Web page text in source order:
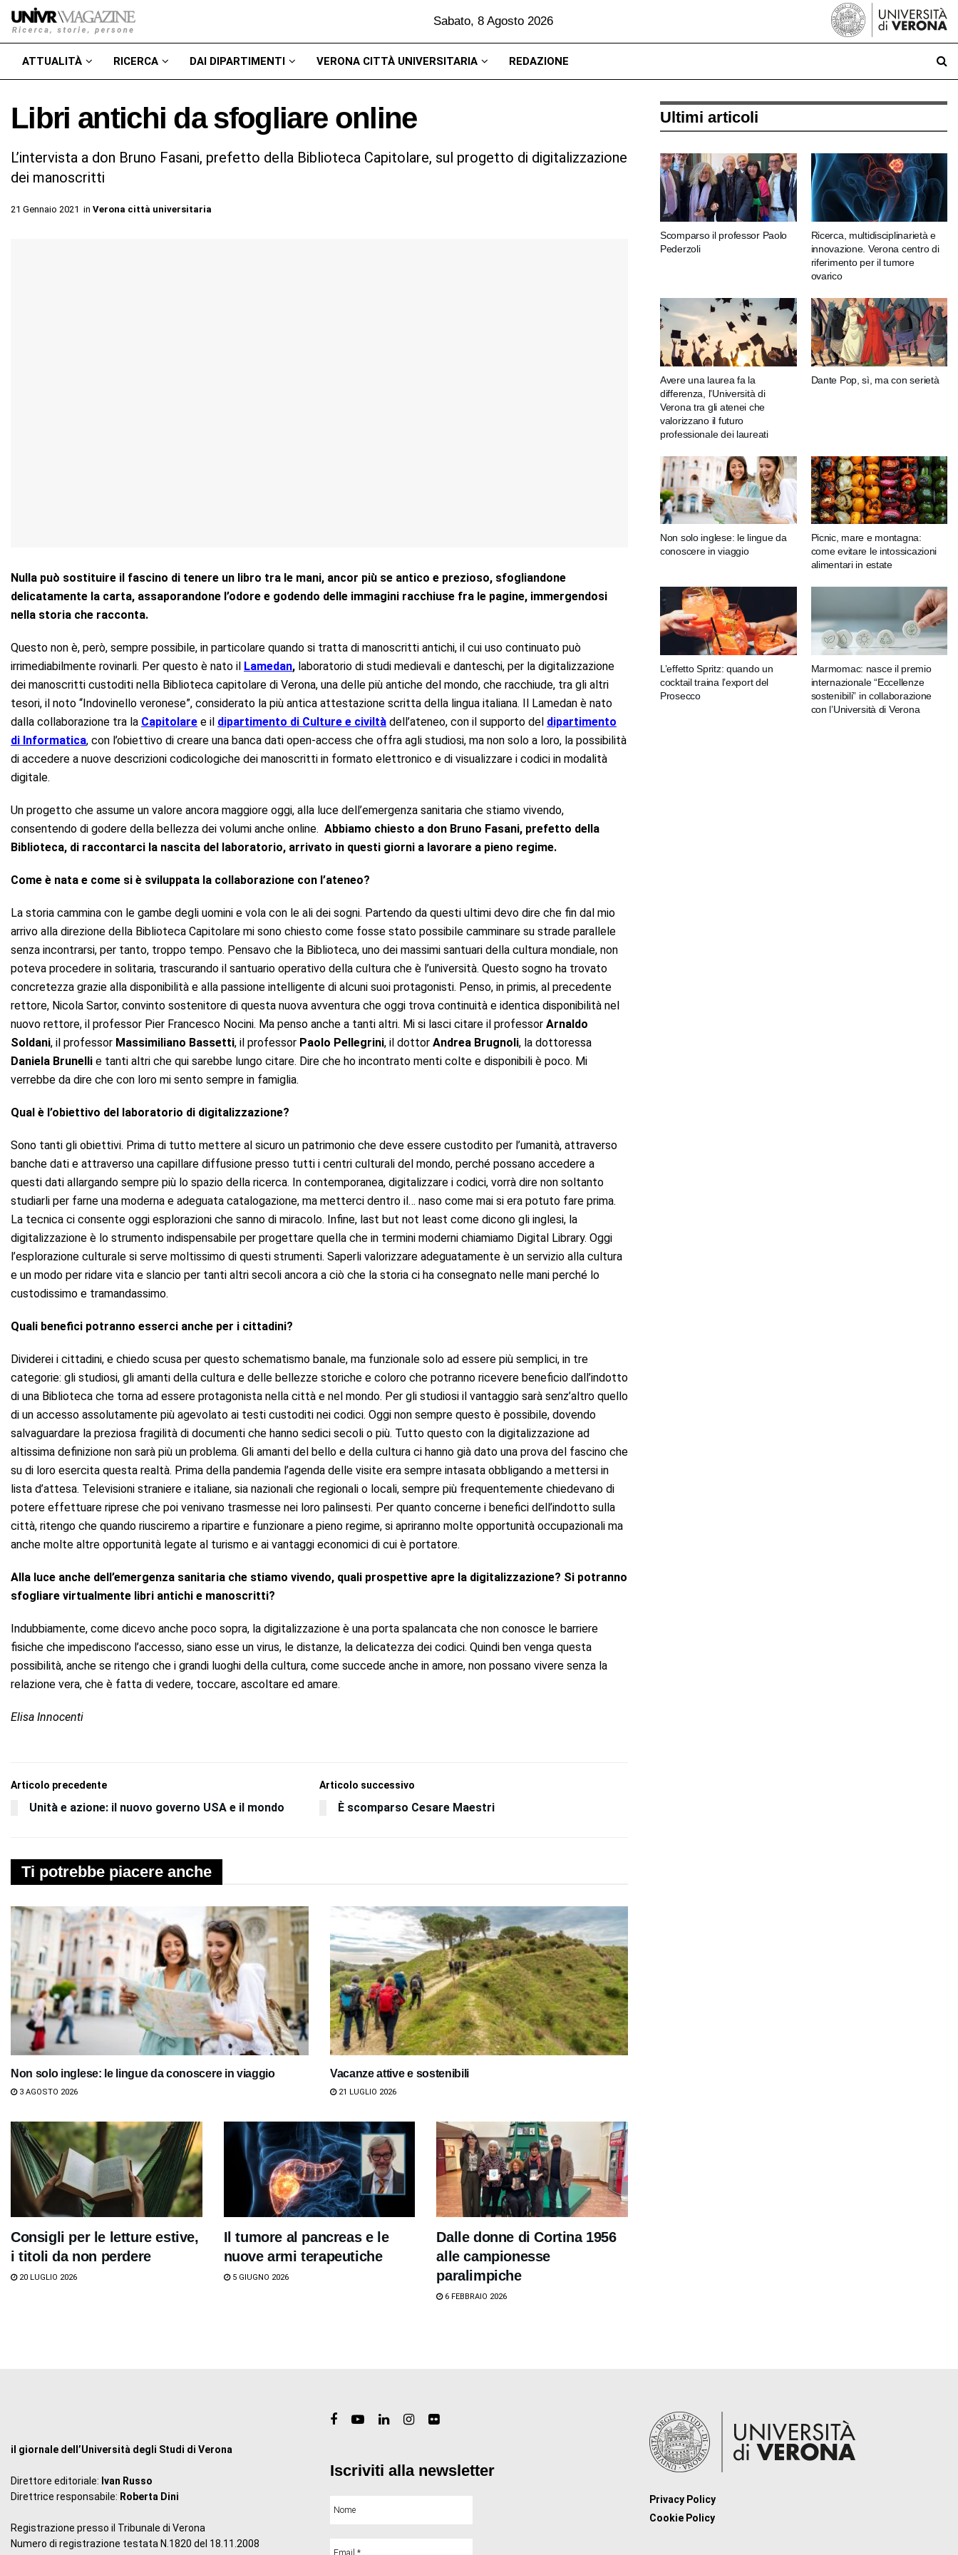
Sabato, 8 Agosto 2026
ATTUALITÀ RICERCA DAI DIPARTIMENTI VERONA CITTÀ UNIVERSITARIA REDAZIONE
Libri antichi da sfogliare online
L’intervista a don Bruno Fasani, prefetto della Biblioteca Capitolare, sul progetto di digitalizzazione
dei manoscritti
21 Gennaio 2021 in Verona città universitaria
Nulla può sostituire il fascino di tenere un libro tra le mani, ancor più se antico e prezioso, sfogliandone
delicatamente la carta, assaporandone l’odore e godendo delle immagini racchiuse fra le pagine, immergendosi
nella storia che racconta.
Questo non è, però, sempre possibile, in particolare quando si tratta di manoscritti antichi, il cui uso continuato può
irrimediabilmente rovinarli. Per questo è nato il Lamedan, laboratorio di studi medievali e danteschi, per la digitalizzazione
dei manoscritti custoditi nella Biblioteca capitolare di Verona, una delle più antiche del mondo, che racchiude, tra gli altri
tesori, il noto “Indovinello veronese”, considerato la più antica attestazione scritta della lingua italiana. Il Lamedan è nato
dalla collaborazione tra la Capitolare e il dipartimento di Culture e civiltà dell’ateneo, con il supporto del dipartimento
di Informatica, con l’obiettivo di creare una banca dati open-access che offra agli studiosi, ma non solo a loro, la possibilità
di accedere a nuove descrizioni codicologiche dei manoscritti in formato elettronico e di visualizzare i codici in modalità
digitale.
Un progetto che assume un valore ancora maggiore oggi, alla luce dell’emergenza sanitaria che stiamo vivendo,
consentendo di godere della bellezza dei volumi anche online. Abbiamo chiesto a don Bruno Fasani, prefetto della
Biblioteca, di raccontarci la nascita del laboratorio, arrivato in questi giorni a lavorare a pieno regime.
Come è nata e come si è sviluppata la collaborazione con l’ateneo?
La storia cammina con le gambe degli uomini e vola con le ali dei sogni. Partendo da questi ultimi devo dire che fin dal mio
arrivo alla direzione della Biblioteca Capitolare mi sono chiesto come fosse stato possibile camminare su strade parallele
senza incontrarsi, per tanto, troppo tempo. Pensavo che la Biblioteca, uno dei massimi santuari della cultura mondiale, non
poteva procedere in solitaria, trascurando il santuario operativo della cultura che è l’università. Questo sogno ha trovato
concretezza grazie alla disponibilità e alla passione intelligente di alcuni suoi protagonisti. Penso, in primis, al precedente
rettore, Nicola Sartor, convinto sostenitore di questa nuova avventura che oggi trova continuità e identica disponibilità nel
nuovo rettore, il professor Pier Francesco Nocini. Ma penso anche a tanti altri. Mi si lasci citare il professor Arnaldo
Soldani, il professor Massimiliano Bassetti, il professor Paolo Pellegrini, il dottor Andrea Brugnoli, la dottoressa
Daniela Brunelli e tanti altri che qui sarebbe lungo citare. Dire che ho incontrato menti colte e disponibili è poco. Mi
verrebbe da dire che con loro mi sento sempre in famiglia.
Qual è l’obiettivo del laboratorio di digitalizzazione?
Sono tanti gli obiettivi. Prima di tutto mettere al sicuro un patrimonio che deve essere custodito per l’umanità, attraverso
banche dati e attraverso una capillare diffusione presso tutti i centri culturali del mondo, perché possano accedere a
questi dati allargando sempre più lo spazio della ricerca. In contemporanea, digitalizzare i codici, vorrà dire non soltanto
studiarli per farne una moderna e adeguata catalogazione, ma metterci dentro il… naso come mai si era potuto fare prima.
La tecnica ci consente oggi esplorazioni che sanno di miracolo. Infine, last but not least come dicono gli inglesi, la
digitalizzazione è lo strumento indispensabile per progettare quella che in termini moderni chiamiamo Digital Library. Oggi
l’esplorazione culturale si serve moltissimo di questi strumenti. Saperli valorizzare adeguatamente è un servizio alla cultura
e un modo per ridare vita e slancio per tanti altri secoli ancora a ciò che la storia ci ha consegnato nelle mani perché lo
custodissimo e tramandassimo.
Quali benefici potranno esserci anche per i cittadini?
Dividerei i cittadini, e chiedo scusa per questo schematismo banale, ma funzionale solo ad essere più semplici, in tre
categorie: gli studiosi, gli amanti della cultura e delle bellezze storiche e coloro che potranno ricevere beneficio dall’indotto
di una Biblioteca che torna ad essere protagonista nella città e nel mondo. Per gli studiosi il vantaggio sarà senz’altro quello
di un accesso assolutamente più agevolato ai testi custoditi nei codici. Oggi non sempre questo è possibile, dovendo
salvaguardare la preziosa fragilità di documenti che hanno sedici secoli o più. Tutto questo con la digitalizzazione ad
altissima definizione non sarà più un problema. Gli amanti del bello e della cultura ci hanno già dato una prova del fascino che
su di loro esercita questa realtà. Prima della pandemia l’agenda delle visite era sempre intasata obbligando a mettersi in
lista d’attesa. Televisioni straniere e italiane, sia nazionali che regionali o locali, sempre più frequentemente chiedevano di
potere effettuare riprese che poi venivano trasmesse nei loro palinsesti. Per quanto concerne i benefici dell’indotto sulla
città, ritengo che quando riusciremo a ripartire e funzionare a pieno regime, si apriranno molte opportunità occupazionali ma
anche molte altre opportunità legate al turismo e ai vantaggi economici di cui è portatore.
Alla luce anche dell’emergenza sanitaria che stiamo vivendo, quali prospettive apre la digitalizzazione? Si potranno
sfogliare virtualmente libri antichi e manoscritti?
Indubbiamente, come dicevo anche poco sopra, la digitalizzazione è una porta spalancata che non conosce le barriere
fisiche che impediscono l’accesso, siano esse un virus, le distanze, la delicatezza dei codici. Quindi ben venga questa
possibilità, anche se ritengo che i grandi luoghi della cultura, come succede anche in amore, non possano vivere senza la
relazione vera, che è fatta di vedere, toccare, ascoltare ed amare.
Elisa Innocenti
Articolo precedente
Unità e azione: il nuovo governo USA e il mondo
Articolo successivo
È scomparso Cesare Maestri
Ti potrebbe piacere anche
Non solo inglese: le lingue da conoscere in viaggio
3 AGOSTO 2026
Vacanze attive e sostenibili
21 LUGLIO 2026
Consigli per le letture estive,
i titoli da non perdere
20 LUGLIO 2026
Il tumore al pancreas e le
nuove armi terapeutiche
5 GIUGNO 2026
Dalle donne di Cortina 1956
alle campionesse
paralimpiche
6 FEBBRAIO 2026
Ultimi articoli
Scomparso il professor Paolo
Pederzoli
Ricerca, multidisciplinarietà e
innovazione. Verona centro di
riferimento per il tumore
ovarico
Avere una laurea fa la
differenza, l’Università di
Verona tra gli atenei che
valorizzano il futuro
professionale dei laureati
Dante Pop, sì, ma con serietà
Non solo inglese: le lingue da
conoscere in viaggio
Picnic, mare e montagna:
come evitare le intossicazioni
alimentari in estate
L’effetto Spritz: quando un
cocktail traina l’export del
Prosecco
Marmomac: nasce il premio
internazionale “Eccellenze
sostenibili” in collaborazione
con l’Università di Verona
il giornale dell’Università degli Studi di Verona
Direttore editoriale: Ivan Russo
Direttrice responsabile: Roberta Dini
Registrazione presso il Tribunale di Verona
Numero di registrazione testata N.1820 del 18.11.2008
Iscriviti alla newsletter
Privacy Policy
Cookie Policy